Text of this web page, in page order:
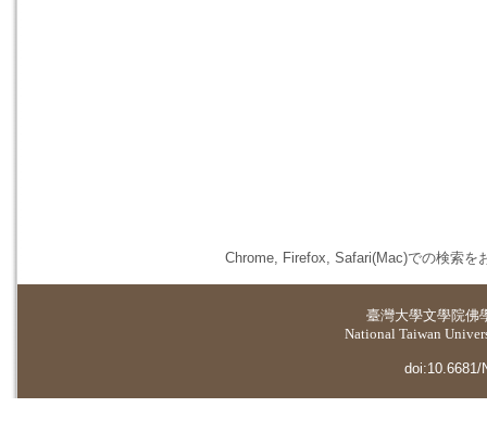
Chrome, Firefox, Safari(Mac)での検索を
臺灣大學文學院佛
National Taiwan
doi:10.6681/